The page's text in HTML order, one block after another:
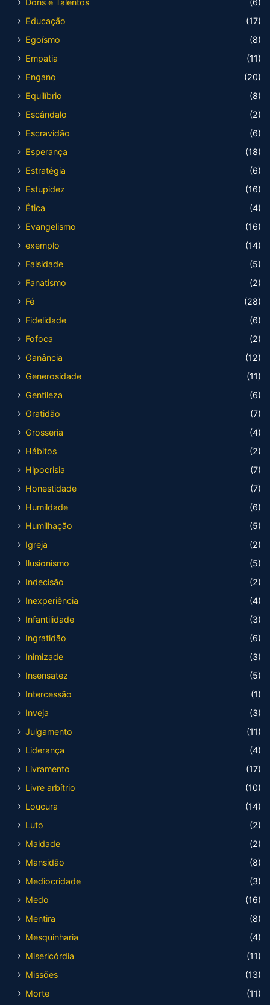
Educação
(17)
Egoísmo
(8)
Empatia
(11)
Engano
(20)
Equilíbrio
(8)
Escândalo
(2)
Escravidão
(6)
Esperança
(18)
Estratégia
(6)
Estupidez
(16)
Ética
(4)
Evangelismo
(16)
exemplo
(14)
Falsidade
(5)
Fanatismo
(2)
Fé
(28)
Fidelidade
(6)
Fofoca
(2)
Ganância
(12)
Generosidade
(11)
Gentileza
(6)
Gratidão
(7)
Grosseria
(4)
Hábitos
(2)
Hipocrisia
(7)
Honestidade
(7)
Humildade
(6)
Humilhação
(5)
Igreja
(2)
Ilusionismo
(5)
Indecisão
(2)
Inexperiência
(4)
Infantilidade
(3)
Ingratidão
(6)
Inimizade
(3)
Insensatez
(5)
Intercessão
(1)
Inveja
(3)
Julgamento
(11)
Liderança
(4)
Livramento
(17)
Livre arbítrio
(10)
Loucura
(14)
Luto
(2)
Maldade
(2)
Mansidão
(8)
Mediocridade
(3)
Medo
(16)
Mentira
(8)
Mesquinharia
(4)
Misericórdia
(11)
Missões
(13)
Morte
(11)